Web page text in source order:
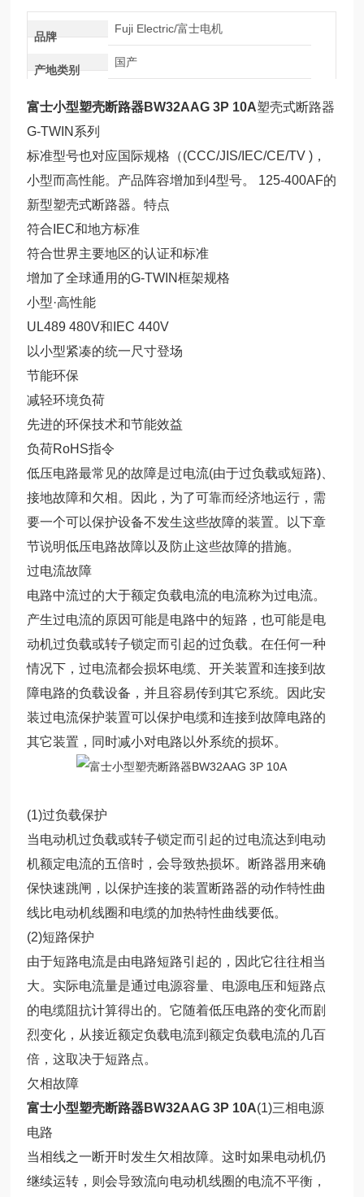
品牌
Fuji Electric/富士电机
产地类别
国产
富士小型塑壳断路器BW32AAG 3P 10A塑壳式断路器
G-TWIN系列
标准型号也对应国际规格（(CCC/JIS/IEC/CE/TV )，
小型而高性能。产品阵容增加到4型号。 125-400AF的
新型塑壳式断路器。特点
符合IEC和地方标准
符合世界主要地区的认证和标准
增加了全球通用的G-TWIN框架规格
小型·高性能
UL489 480V和IEC 440V
以小型紧凑的统一尺寸登场
节能环保
减轻环境负荷
先进的环保技术和节能效益
负荷RoHS指令
低压电路最常见的故障是过电流(由于过负载或短路)、
接地故障和欠相。因此，为了可靠而经济地运行，需
要一个可以保护设备不发生这些故障的装置。以下章
节说明低压电路故障以及防止这些故障的措施。
过电流故障
电路中流过的大于额定负载电流的电流称为过电流。
产生过电流的原因可能是电路中的短路，也可能是电
动机过负载或转子锁定而引起的过负载。在任何一种
情况下，过电流都会损坏电缆、开关装置和连接到故
障电路的负载设备，并且容易传到其它系统。因此安
装过电流保护装置可以保护电缆和连接到故障电路的
其它装置，同时减小对电路以外系统的损坏。
(1)过负载保护
当电动机过负载或转子锁定而引起的过电流达到电动
机额定电流的五倍时，会导致热损坏。断路器用来确
保快速跳闸，以保护连接的装置断路器的动作特性曲
线比电动机线圈和电缆的加热特性曲线要低。
(2)短路保护
由于短路电流是由电路短路引起的，因此它往往相当
大。实际电流量是通过电源容量、电源电压和短路点
的电缆阻抗计算得出的。它随着低压电路的变化而剧
烈变化，从接近额定负载电流到额定负载电流的几百
倍，这取决于短路点。
欠相故障
富士小型塑壳断路器BW32AAG 3P 10A(1)三相电源
电路
当相线之一断开时发生欠相故障。这时如果电动机仍
继续运转，则会导致流向电动机线圈的电流不平衡，